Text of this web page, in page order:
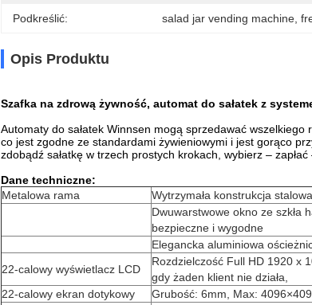
Podkreślić: salad jar vending machine ,
Opis Produktu
Szafka na zdrową żywność, automat do sałatek z
Automaty do sałatek Winnsen mogą sprzedawać wszelkiego
co jest zgodne ze standardami żywieniowymi i jest gorąco
zdobądź sałatkę w trzech prostych krokach, wybierz –
Dane techniczne:
Metalowa rama
Wytrzymała konstrukcja
Dwuwarstwowe okno ze szkła
bezpieczne i wygodne
Elegancka aluminiowa
22-calowy wyświetlacz LCD
Rozdzielczość Full HD 1920 x
gdy żaden klient nie działa,
22-calowy ekran dotykowy
Grubość: 6mm, Max: